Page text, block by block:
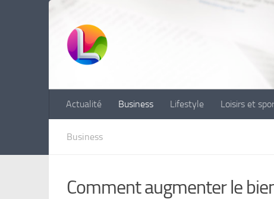
Actualité Business Lifestyle Loisirs et
Business
Comment augmenter le